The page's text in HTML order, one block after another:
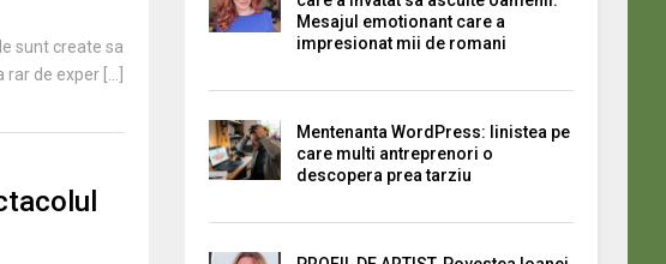
sunt create sa
de exper [...]
Mesajul emotionant care a
impresionat mii de romani
Mentenanta WordPress: linistea pe
care multi antreprenori o
descopera prea tarziu